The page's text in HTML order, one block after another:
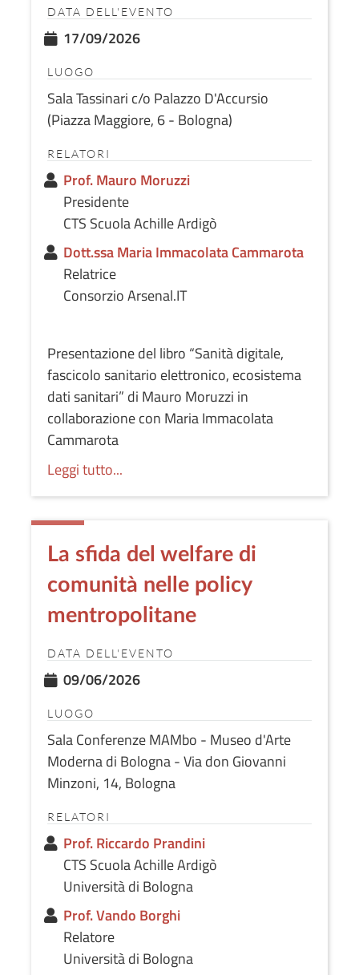
DATA DELL'EVENTO
17/09/2026
LUOGO
Sala Tassinari c/o Palazzo D'Accursio
(Piazza Maggiore, 6 - Bologna)
RELATORI
Prof. Mauro Moruzzi
Presidente
CTS Scuola Achille Ardigò
Dott.ssa Maria Immacolata Cammarota
Relatrice
Consorzio Arsenal.IT
Presentazione del libro “Sanità digitale,
fascicolo sanitario elettronico, ecosistema
dati sanitari” di Mauro Moruzzi in
collaborazione con Maria Immacolata
Cammarota
Leggi tutto...
La sfida del welfare di
comunità nelle policy
mentropolitane
DATA DELL'EVENTO
09/06/2026
LUOGO
Sala Conferenze MAMbo - Museo d'Arte
Moderna di Bologna - Via don Giovanni
Minzoni, 14, Bologna
RELATORI
Prof. Riccardo Prandini
CTS Scuola Achille Ardigò
Università di Bologna
Prof. Vando Borghi
Relatore
Università di Bologna